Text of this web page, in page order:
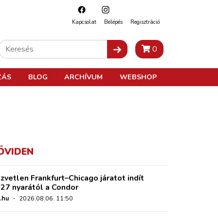
Kapcsolat Belépés Regisztráció
0
BLOG ARCHÍVUM WEBSHOP
Frankfurt–Chicago járatot indít
nyarától a Condor
· 2026.08.06. 11:50